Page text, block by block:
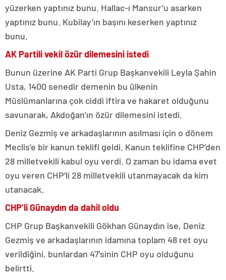
yüzerken yaptınız bunu. Hallac-ı Mansur’u asarken
yaptınız bunu. Kubilay’ın başını keserken yaptınız
bunu.
AK Partili vekil özür dilemesini istedi
Bunun üzerine AK Parti Grup Başkanvekili Leyla Şahin
Usta, 1400 senedir demenin bu ülkenin
Müslümanlarına çok ciddi iftira ve hakaret olduğunu
savunarak, Akdoğan’ın özür dilemesini istedi.
Deniz Gezmiş ve arkadaşlarının asılması için o dönem
Meclis’e bir kanun teklifi geldi. Kanun teklifine CHP’den
28 milletvekili kabul oyu verdi. O zaman bu idama evet
oyu veren CHP’li 28 milletvekili utanmayacak da kim
utanacak.
CHP’li Günaydın da dahil oldu
CHP Grup Başkanvekili Gökhan Günaydın ise, Deniz
Gezmiş ve arkadaşlarının idamına toplam 48 ret oyu
verildiğini, bunlardan 47’sinin CHP oyu olduğunu
belirtti.